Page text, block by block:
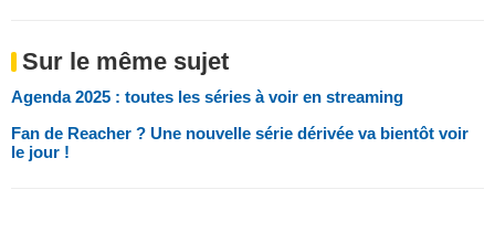
Sur le même sujet
Agenda 2025 : toutes les séries à voir en streaming
Fan de Reacher ? Une nouvelle série dérivée va bientôt voir
le jour !